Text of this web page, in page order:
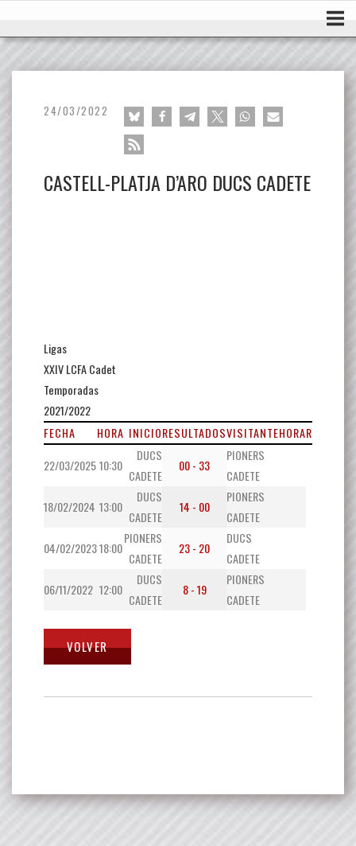
24/03/2022
CASTELL-PLATJA D’ARO DUCS CADETE
Ligas
XXIV LCFA Cadet
Temporadas
2021/2022
FECHA
HORA INICIORESULTADOSVISITANTEHORA
22/03/202510:30
DUCS
CADETE
00 - 33
PIONERS
CADETE
18/02/2024 13:00
DUCS
CADETE
14 - 00
PIONERS
CADETE
04/02/202318:00
PIONERS
CADETE
23 - 20
DUCS
CADETE
06/11/2022 12:00
DUCS
CADETE
8 - 19
PIONERS
CADETE